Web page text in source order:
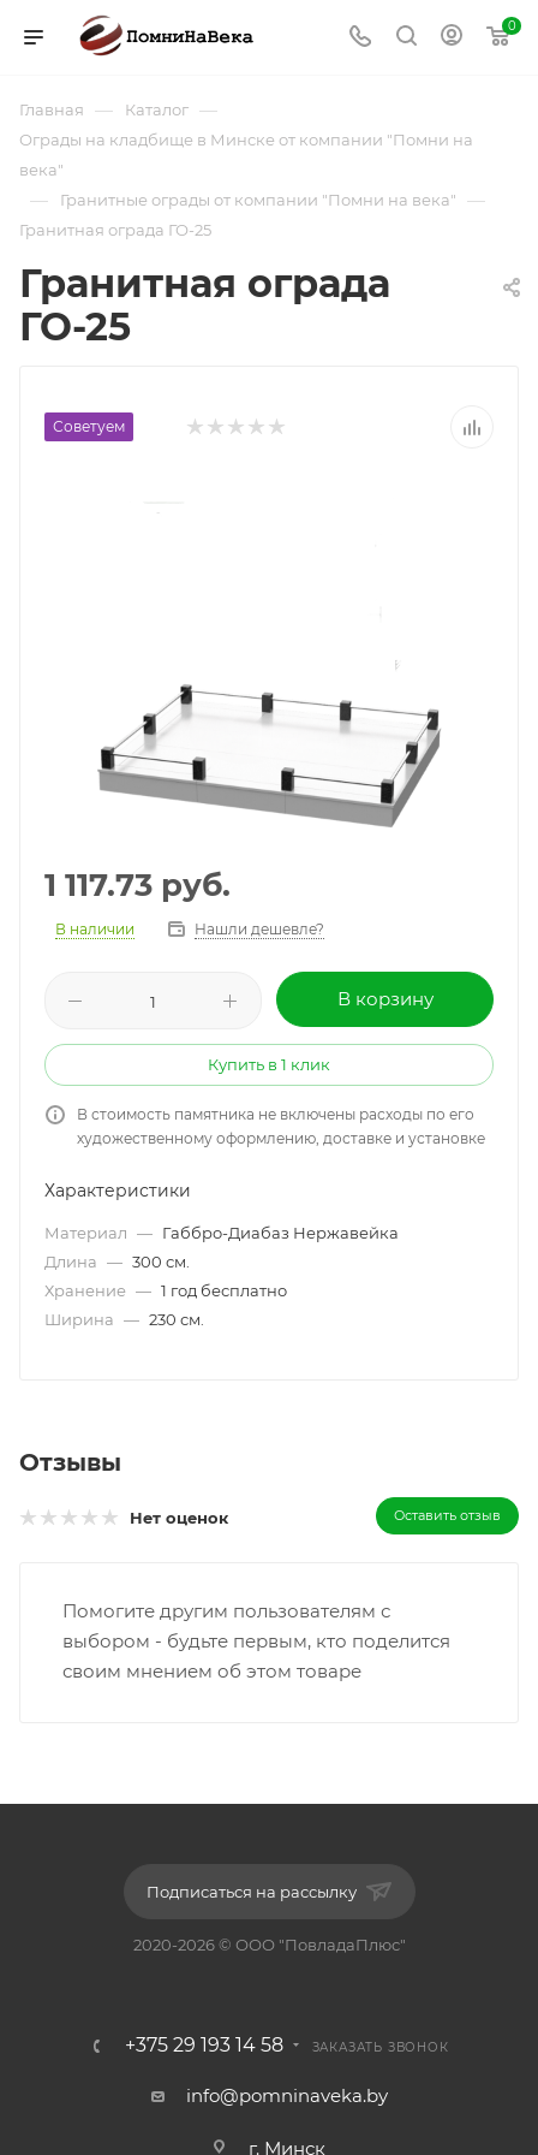
0
Главная — Каталог —
Ограды на кладбище в Минске от компании "Помни на
века"
— Гранитные ограды от компании "Помни на века" —
Гранитная ограда ГО-25
Гранитная ограда
ГО-25
Советуем
1 117.73 руб.
В наличии Нашли дешевле?
В корзину
Купить в 1 клик
В стоимость памятника не включены расходы по его
художественному оформлению, доставке и установке
Характеристики
Материал — Габбро-Диабаз Нержавейка
Длина — 300 см.
Хранение — 1 год бесплатно
Ширина — 230 см.
Отзывы
Нет оценок Оставить отзыв
Помогите другим пользователям с
выбором - будьте первым, кто поделится
своим мнением об этом товаре
Подписаться на рассылку
2020-2026 © ООО "ПовладаПлюс"
+375 29 193 14 58 ЗАКАЗАТЬ ЗВОНОК
info@pomninaveka.by
г. Минск